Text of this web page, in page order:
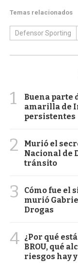
Temas relacionados
Defensor Sporting
1
Buena parte
amarilla de
persistentes
2
Murió el
Nacional de
tránsito
3
Cómo fue el
murió
Drogas
4 ¿Por qué
BROU, qué
riesgos hay